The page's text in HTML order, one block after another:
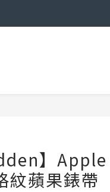
】Apple
紋蘋果錶帶